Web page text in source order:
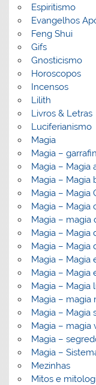
Espiritismo
Evangelhos
Feng Shui
Gifs
Gnosticismo
Horoscopos
Incensos
Lilith
Livros & Letras
Luciferianismo
Magia
Magia –
Magia – Magia
Magia – Magia
Magia – Magia
Magia – Magia
Magia – magia
Magia – Magia
Magia – Magia
Magia – Magia
Magia – Magia
Magia – Magia
Magia – magia
Magia – Magia
Magia – magia
Magia –
Magia –
Mezinhas
Mitos e